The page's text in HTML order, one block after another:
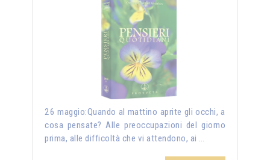
26 maggio:Quando al mattino aprite gli occhi, a
cosa pensate? Alle preoccupazioni del giorno
prima, alle difficoltà che vi attendono, ai …